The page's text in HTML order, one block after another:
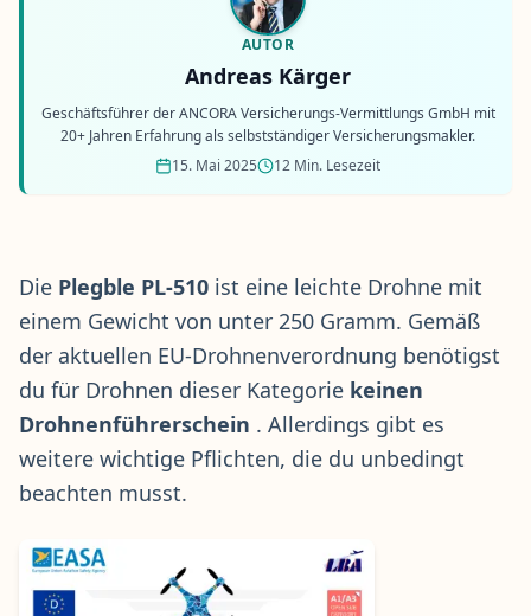
AUTOR
Andreas Kärger
Geschäftsführer der ANCORA Versicherungs-Vermittlungs GmbH mit
20+ Jahren Erfahrung als selbstständiger Versicherungsmakler.
15. Mai 2025
12 Min. Lesezeit
Die Plegble PL-510 ist eine leichte Drohne mit
einem Gewicht von unter 250 Gramm. Gemäß
der aktuellen EU-Drohnenverordnung benötigst
du für Drohnen dieser Kategorie keinen
Drohnenführerschein . Allerdings gibt es
weitere wichtige Pflichten, die du unbedingt
beachten musst.